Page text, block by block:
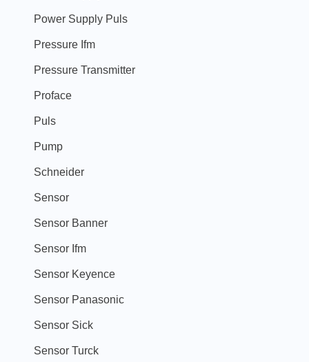
Power Supply Puls
Pressure Ifm
Pressure Transmitter
Proface
Puls
Pump
Schneider
Sensor
Sensor Banner
Sensor Ifm
Sensor Keyence
Sensor Panasonic
Sensor Sick
Sensor Turck